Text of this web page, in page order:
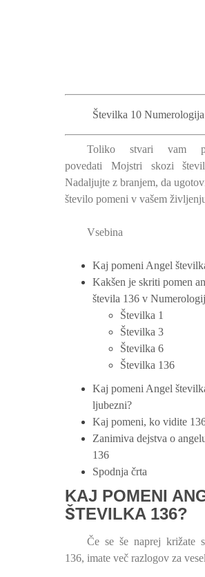
Številka 10 Numerologija
Toliko stvari vam
povedati Mojstri skozi
Nadaljujte z branjem, da
število pomeni v vašem
Vsebina
Kaj pomeni Angel
Kakšen je skriti pomen
števila 136 v
Številka 1
Številka 3
Številka 6
Številka 136
Kaj pomeni Angel
ljubezni?
Kaj pomeni, ko vidite
Zanimiva dejstva o
136
Spodnja črta
KAJ POMENI
ŠTEVILKA 136?
Če se še naprej križate
136, imate več razlogov za